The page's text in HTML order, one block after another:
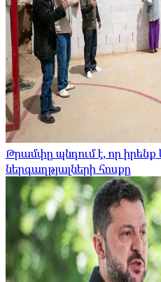
Թրամփը պնդում է, որ
ներգաղթյալների հոսքը